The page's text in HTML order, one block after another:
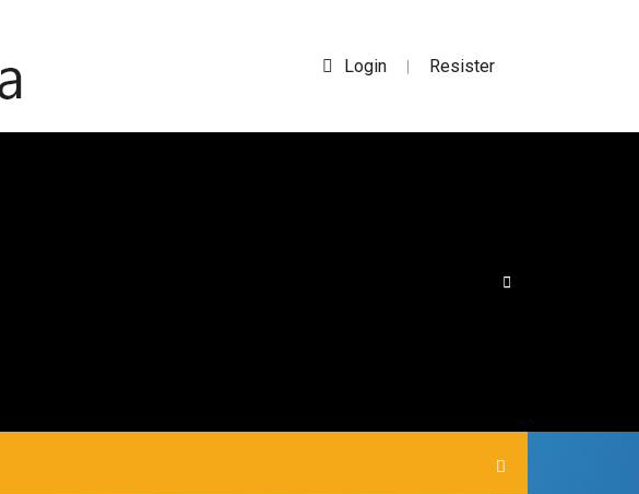
Login | Resister